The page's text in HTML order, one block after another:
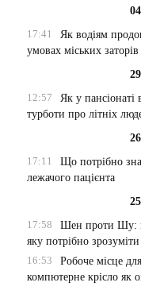
17:41
Як водіям
умовах міських заторів
12:57
Як у пансіонаті
турботи про літніх
17:11
Що потрібно
лежачого пацієнта
17:58
Шен проти Шу:
яку потрібно
16:53
Робоче місце
компютерне крісло як